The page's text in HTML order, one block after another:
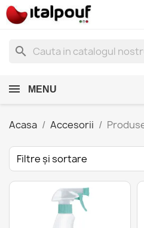
search
MENU
Acasa Accesorii
Filtre și sortare